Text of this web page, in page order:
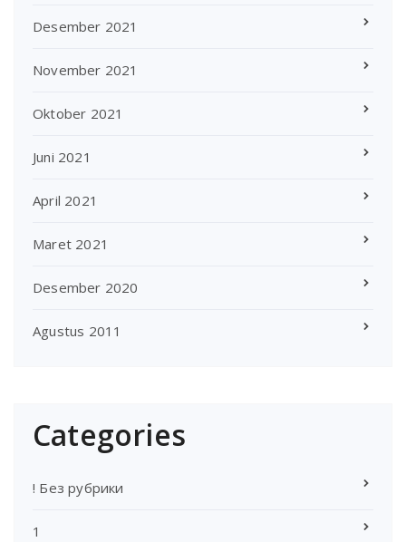
Desember 2021
November 2021
Oktober 2021
Juni 2021
April 2021
Maret 2021
Desember 2020
Agustus 2011
Categories
! Без рубрики
1